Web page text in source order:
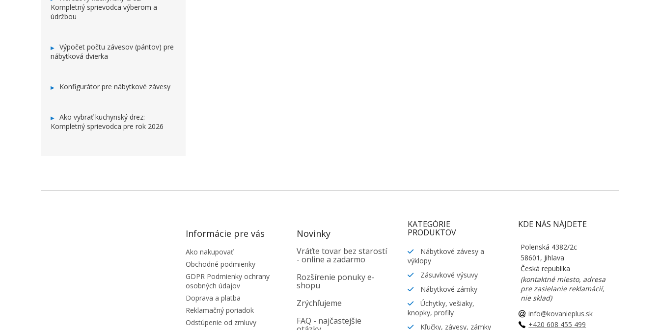
Kompletný sprievodca výberom a
údržbou
Výpočet počtu závesov (pántov) pre
nábytková dvierka
Konfigurátor pre nábytkové závesy
Ako vybrať kuchynský drez:
Kompletný sprievodca pre rok 2026
Informácie pre vás
Ako nakupovať
Obchodné podmienky
GDPR Podmienky ochrany
osobných údajov
Doprava a platba
Reklamačný poriadok
Odstúpenie od zmluvy
Novinky
Vráťte tovar bez starostí
- online a zadarmo
Rozšírenie ponuky e-
shopu
Zrýchľujeme
FAQ - najčastejšie
KATEGÓRIE
PRODUKTOV
Nábytkové závesy a
výklopy
Zásuvkové výsuvy
Nábytkové zámky
Úchytky, vešiaky,
knopky, profily
Kľučky, závesy, zámky
KDE NÁS NÁJDETE
Polenská 4382/2c
58601, Jihlava
Česká republika
(kontaktné miesto, adresa
pre zasielanie reklamácií,
nie sklad)
info@kovanieplus.sk
+420 608 455 499